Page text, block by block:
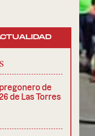
de
de Las Torres